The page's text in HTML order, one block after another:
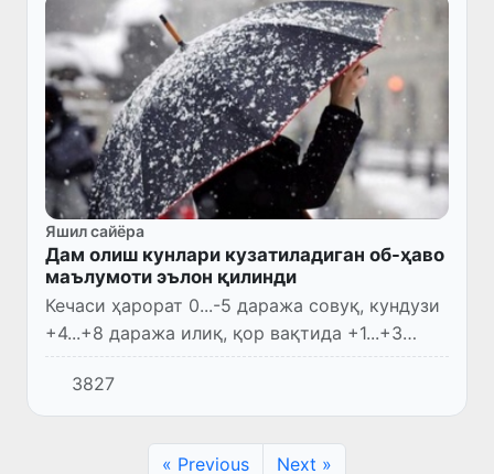
Яшил сайёра
Дам олиш кунлари кузатиладиган об-ҳаво
маълумоти эълон қилинди
Кечаси ҳарорат 0...-5 даража совуқ, кундузи
+4...+8 даража илиқ, қор вақтида +1...+3
даража илиқ бўлади.
3827
« Previous Next »